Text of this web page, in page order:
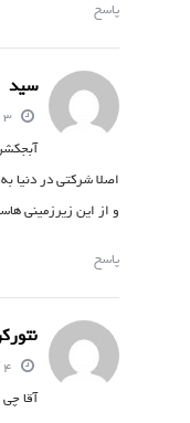
پاسخ
سید
13 آذر, 1397 در 7:17 ب.ظ
اصلا شرکتی در دنیا
و از این زیرزمینی
پاسخ
آقا